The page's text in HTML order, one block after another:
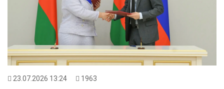
23.07.2026 13:24 1963